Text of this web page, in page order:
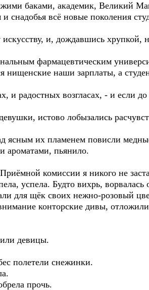
баками, академик, Великий
снадобья всё новые поколения
и, дождавшись хрупкой,
фармацевтическим
нищенские наши зарплаты, а
и радостных возгласах, - и если до
истово лобызались
ясным их пламенем повисли
ароматами, пьянило.
комиссии я никого не
успела. Будто вихрь,
для щёк своих нежно-розовый
конторские дивы,
девицы.
полетели снежинки.
прочь.